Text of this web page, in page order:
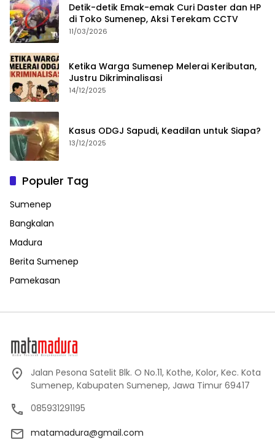
Detik-detik Emak-emak Curi Daster dan HP
di Toko Sumenep, Aksi Terekam CCTV
11/03/2026
Ketika Warga Sumenep Melerai Keributan,
Justru Dikriminalisasi
14/12/2025
Kasus ODGJ Sapudi, Keadilan untuk Siapa?
13/12/2025
Populer Tag
Sumenep
Bangkalan
Madura
Berita Sumenep
Pamekasan
Jalan Pesona Satelit Blk. O No.11, Kothe, Kolor, Kec. Kota
Sumenep, Kabupaten Sumenep, Jawa Timur 69417
085931291195
matamadura@gmail.com